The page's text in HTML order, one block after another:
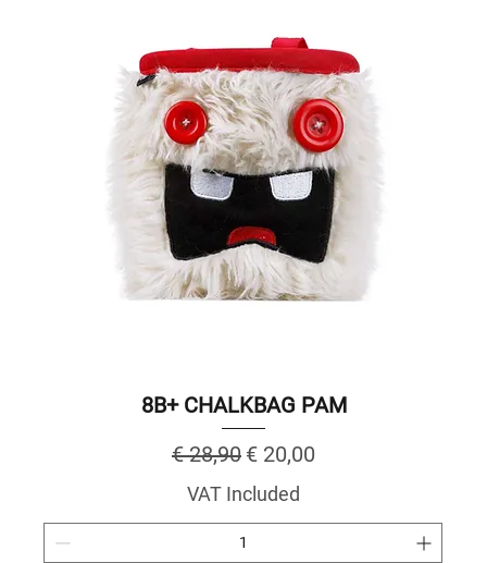
8B+ CHALKBAG PAM
Regular Price
€ 28,90 Sale Price
€ 20,00
VAT Included